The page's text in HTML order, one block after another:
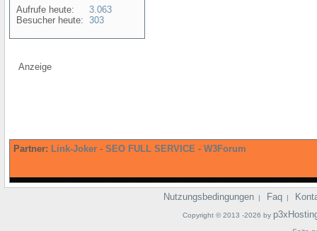
Aufrufe heute:
Besucher heute:
3.063
303
Anzeige
Partner: Link-Joker - SEO FULL SERVICE - W3Forum
Nutzungsbedingungen | Faq |
Copyright © 2013 -2026 by